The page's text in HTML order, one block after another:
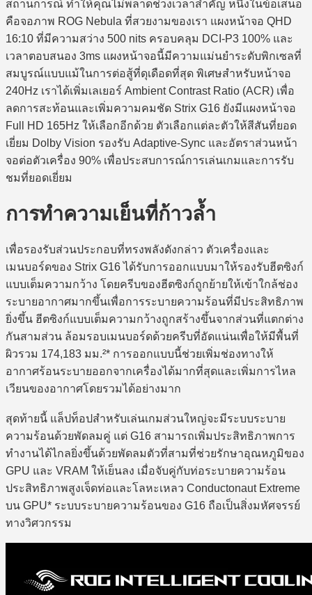
สถานการณ์ ทำให้คุณไม่พลาดช่วงเวลาสำคัญ หนึ่งในข้อเสนอ
คือจอภาพ ROG Nebula ที่สวยงามของเรา แผงหน้าจอ QHD
16:10 ที่มีความสว่าง 500 nits ครอบคลุม DCI-P3 100% และ
เวลาตอบสนอง 3ms แผงหน้าจอนี้มีความแม่นยำระดับพิกเซลที่
สมบูรณ์แบบแม้ในการต่อสู้ที่ดุเดือดที่สุด พิเศษสำหรับหน้าจอ
240Hz เราได้เพิ่มเลเยอร์ Ambient Contrast Ratio (ACR) เพื่อ
ลดการสะท้อนและเพิ่มความคมชัด Strix G16 ยังมีแผงหน้าจอ
Full HD 165Hz ให้เลือกอีกด้วย ตัวเลือกแต่ละตัวให้สีสันที่ยอด
เยี่ยม Dolby Vision รองรับ Adaptive-Sync และอัตราส่วนหน้า
จอต่อตัวเครื่อง 90% เพื่อประสบการณ์การเล่นเกมและการรับ
ชมที่ยอดเยี่ยม
การทำความเย็นที่ก้าวล้ำ
เพื่อรองรับส่วนประกอบที่ทรงพลังดังกล่าว ตัวเครื่องและ
เมนบอร์ดของ Strix G16 ได้รับการออกแบบมาให้รองรับฮีตซิงก์
แบบเต็มความกว้าง โดยครีบของฮีตซิงก์ถูกย้ายให้เข้าใกล้ช่อง
ระบายอากาศมากขึ้นเพื่อการระบายความร้อนที่มีประสิทธิภาพ
ยิ่งขึ้น ฮีตซิงก์แบบเต็มความกว้างถูกสร้างขึ้นจากส่วนที่แตกต่าง
กันสามส่วน ล้อมรอบเมนบอร์ดด้วยครีบที่อัดแน่นเพื่อให้มีพื้นที่
ผิวรวม 174,183 มม.²* การออกแบบนี้ช่วยเพิ่มช่องทางให้
อากาศร้อนระบายออกจากเครื่องได้มากที่สุดและเพิ่มการไหล
เวียนของอากาศโดยรวมได้อย่างมาก
สุดท้ายนี้ แล็ปท็อปสำหรับเล่นเกมส่วนใหญ่จะมีระบบระบาย
ความร้อนด้วยพัดลมคู่ แต่ G16 สามารถเพิ่มประสิทธิภาพการ
ทำงานได้ไกลยิ่งขึ้นด้วยพัดลมตัวที่สามที่ช่วยรักษาอุณหภูมิของ
GPU และ VRAM ให้เย็นลง เมื่อจับคู่กับท่อระบายความร้อน
ประสิทธิภาพสูงเจ็ดท่อและโลหะเหลว Conductonaut Extreme
บน GPU* ระบบระบายความร้อนของ G16 ถือเป็นสิ่งมหัศจรรย์
ทางวิศวกรรม